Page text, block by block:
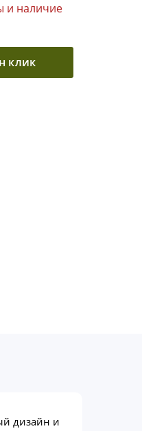
и наличие
клик
дизайн и